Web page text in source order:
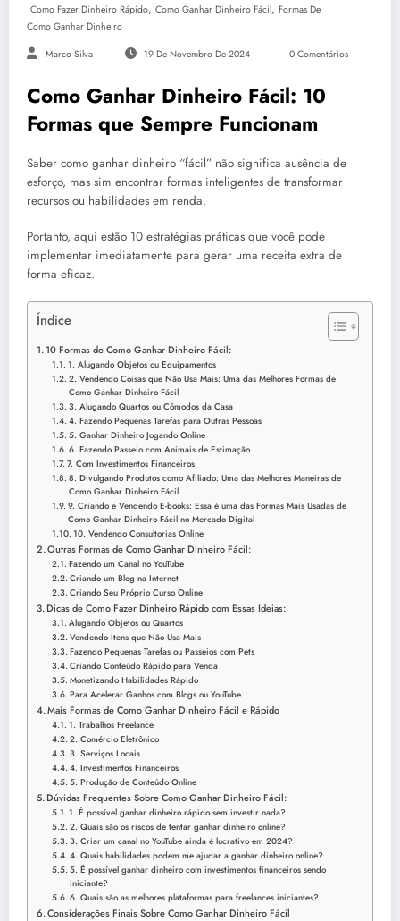
Como Fazer Dinheiro Rápido, Como Ganhar Dinheiro Fácil, Formas De
Como Ganhar Dinheiro
Marco Silva 19 De Novembro De 2024 0 Comentários
Como Ganhar Dinheiro Fácil: 10
Formas que Sempre Funcionam
Saber como ganhar dinheiro “fácil” não significa ausência de
esforço, mas sim encontrar formas inteligentes de transformar
recursos ou habilidades em renda.
Portanto, aqui estão 10 estratégias práticas que você pode
implementar imediatamente para gerar uma receita extra de
forma eficaz.
Índice
10 Formas de Como Ganhar Dinheiro Fácil:
1. Alugando Objetos ou Equipamentos
2. Vendendo Coisas que Não Usa Mais: Uma das Melhores Formas de
Como Ganhar Dinheiro Fácil
3. Alugando Quartos ou Cômodos da Casa
4. Fazendo Pequenas Tarefas para Outras Pessoas
5. Ganhar Dinheiro Jogando Online
6. Fazendo Passeio com Animais de Estimação
7. Com Investimentos Financeiros
8. Divulgando Produtos como Afiliado: Uma das Melhores Maneiras de
Como Ganhar Dinheiro Fácil
9. Criando e Vendendo E-books: Essa é uma das Formas Mais Usadas de
Como Ganhar Dinheiro Fácil no Mercado Digital
10. Vendendo Consultorias Online
Outras Formas de Como Ganhar Dinheiro Fácil:
Fazendo um Canal no YouTube
Criando um Blog na Internet
Criando Seu Próprio Curso Online
Dicas de Como Fazer Dinheiro Rápido com Essas Ideias:
Alugando Objetos ou Quartos
Vendendo Itens que Não Usa Mais
Fazendo Pequenas Tarefas ou Passeios com Pets
Criando Conteúdo Rápido para Venda
Monetizando Habilidades Rápido
Para Acelerar Ganhos com Blogs ou YouTube
Mais Formas de Como Ganhar Dinheiro Fácil e Rápido
1. Trabalhos Freelance
2. Comércio Eletrônico
3. Serviços Locais
4. Investimentos Financeiros
5. Produção de Conteúdo Online
Dúvidas Frequentes Sobre Como Ganhar Dinheiro Fácil:
1. É possível ganhar dinheiro rápido sem investir nada?
2. Quais são os riscos de tentar ganhar dinheiro online?
3. Criar um canal no YouTube ainda é lucrativo em 2024?
4. Quais habilidades podem me ajudar a ganhar dinheiro online?
5. É possível ganhar dinheiro com investimentos financeiros sendo
iniciante?
6. Quais são as melhores plataformas para freelances iniciantes?
Considerações Finais Sobre Como Ganhar Dinheiro Fácil